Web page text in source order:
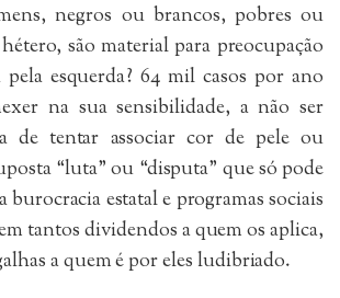
negros ou brancos, pobres ou
são material para preocupação
esquerda? 64 mil casos por ano
na sua sensibilidade, a não ser
de tentar associar cor de pele ou
“luta” ou “disputa” que só pode
burocracia estatal e programas sociais
tantos dividendos a quem os aplica,
a quem é por eles ludibriado.